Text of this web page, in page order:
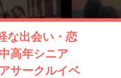
な出会い・恋
高年シニア
サークルイベ